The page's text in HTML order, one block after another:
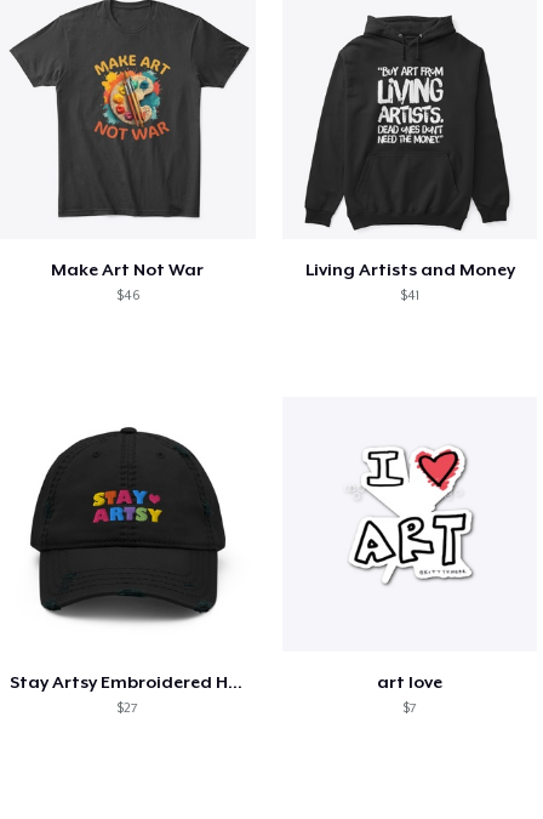
Make Art Not War
$46
Living Artists and Money
$41
Stay Artsy Embroidered Hat
$27
art love
$7